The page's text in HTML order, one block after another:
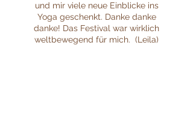
und mir viele neue Einblicke ins
Yoga geschenkt. Danke danke
danke! Das Festival war wirklich
weltbewegend für mich. (Leila)